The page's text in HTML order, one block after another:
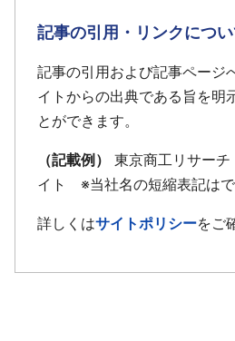
記事の引用・リンクにつ
記事の引用および記事ページ
イトからの出典である旨を明
とができます。
（記載例）
東京商工リサー
イト ※当社名の短縮表記はで
詳しくはサイトポリシーをご